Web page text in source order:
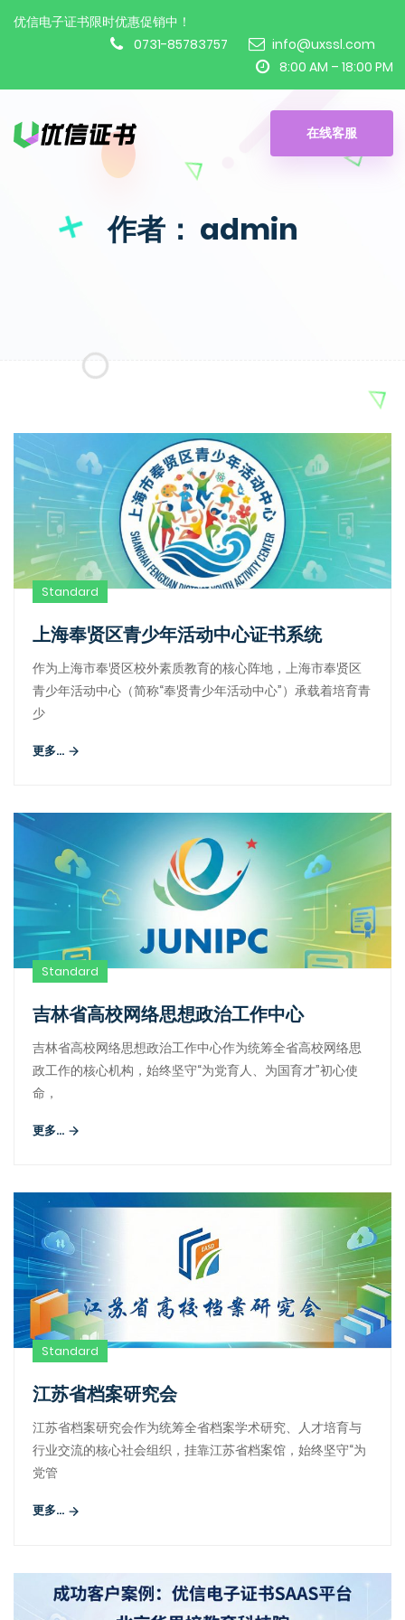
优信电子证书限时优惠促销中！
0731-85783757
info@uxssl.com
8:00 AM – 18:00 PM
在线客服
作者： admin
Standard
上海奉贤区青少年活动中心证书系统
作为上海市奉贤区校外素质教育的核心阵地，上海市奉贤区
青少年活动中心（简称“奉贤青少年活动中心”）承载着培育青
少
更多...
Standard
吉林省高校网络思想政治工作中心
吉林省高校网络思想政治工作中心作为统筹全省高校网络思
政工作的核心机构，始终坚守“为党育人、为国育才”初心使
命，
更多...
Standard
江苏省档案研究会
江苏省档案研究会作为统筹全省档案学术研究、人才培育与
行业交流的核心社会组织，挂靠江苏省档案馆，始终坚守“为
党管
更多...